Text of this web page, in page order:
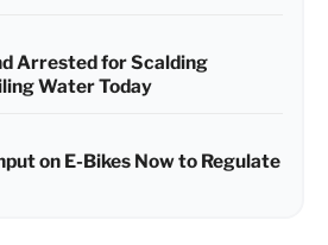
Arrested for Scalding
Water Today
on E-Bikes Now to Regulate